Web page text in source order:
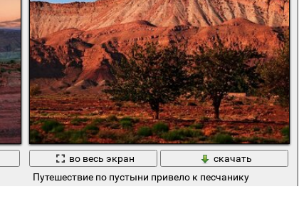
во весь экран
скачать
Путешествие по пустыни привело к песчанику